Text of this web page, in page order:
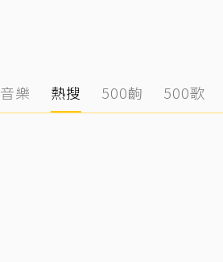
音樂 熱搜 500齣 500歌